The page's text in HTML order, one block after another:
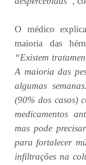
O médico
maioria das
“Existem
A maioria das
algumas
(90% dos casos)
medicamentos
mas pode
para fortalecer
infiltrações na